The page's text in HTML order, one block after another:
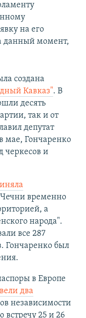
на его
данный момент,
создана
Кавказ". В
десять
так и от
депутат
мае, Гончаренко
черкесов и
временно
а
народа".
все 287
Гончаренко был
в Европе
два
независимости
25 и 26